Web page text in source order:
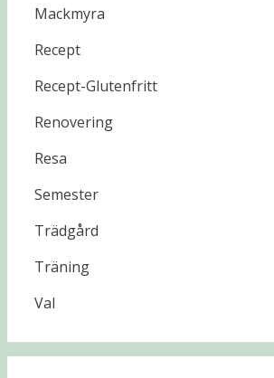
Mackmyra
Recept
Recept-Glutenfritt
Renovering
Resa
Semester
Trädgård
Träning
Val